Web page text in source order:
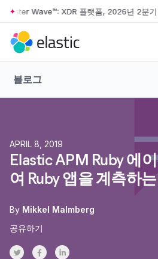
Skip to main content
Wave™: XDR 플랫폼, 2026년 2분기 •
블로그
APRIL 8, 2019
Elastic APM Ruby 에
여 Ruby 앱을 계측하
By Mikkel Malmberg
공유하기
Share on Twitter
Share on Facebook
Share on LinkedInr